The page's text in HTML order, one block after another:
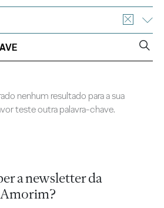
nenhum resultado para a sua
teste outra palavra-chave.
a newsletter da